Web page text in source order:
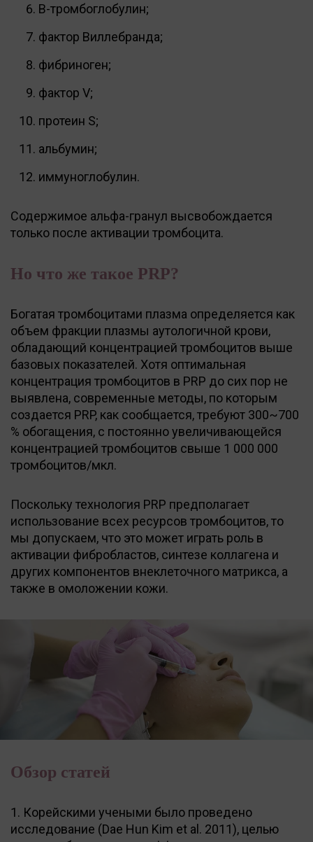
В-тромбоглобулин;
фактор Виллебранда;
фибриноген;
фактор V;
протеин S;
альбумин;
иммуноглобулин.
Содержимое альфа-гранул высвобождается
только после активации тромбоцита.
Но что же такое PRP?
Богатая тромбоцитами плазма определяется как
объем фракции плазмы аутологичной крови,
обладающий концентрацией тромбоцитов выше
базовых показателей. Хотя оптимальная
концентрация тромбоцитов в PRP до сих пор не
выявлена, современные методы, по которым
создается PRP, как сообщается, требуют 300~700
% обогащения, с постоянно увеличивающейся
концентрацией тромбоцитов свыше 1 000 000
тромбоцитов/мкл.
Поскольку технология PRP предполагает
использование всех ресурсов тромбоцитов, то
мы допускаем, что это может играть роль в
активации фибробластов, синтезе коллагена и
других компонентов внеклеточного матрикса, а
также в омоложении кожи.
Обзор статей
1. Корейскими учеными было проведено
исследование (Dae Hun Kim et al. 2011), целью